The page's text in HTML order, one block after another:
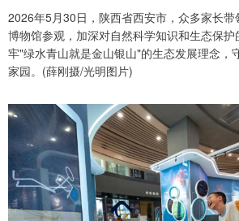
2026年5月30日，陕西省西安市，众多家长
博物馆参观，加深对自然科学知识和生态保
牢"绿水青山就是金山银山"的生态发展理念，
家园。(薛刚摄/光明图片)